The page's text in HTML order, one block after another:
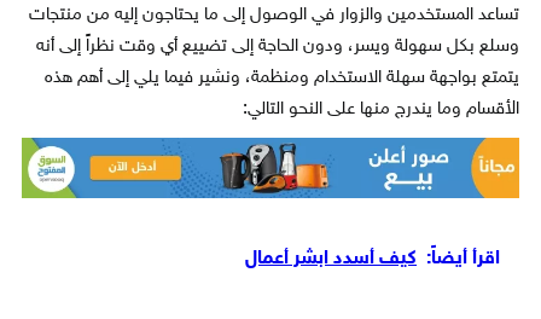
تساعد المستخدمين والزوار في الوصول إلى ما يحتاجون إليه من منتجات
وسلع بكل سهولة ويسر، ودون الحاجة إلى تضييع أي وقت نظراً إلى أنه
يتمتع بواجهة سهلة الاستخدام ومنظمة، ونشير فيما يلي إلى أهم هذه
الأقسام وما يندرج منها على النحو التالي:
اقرأ أيضاً: كيف أسدد ابشر أعمال